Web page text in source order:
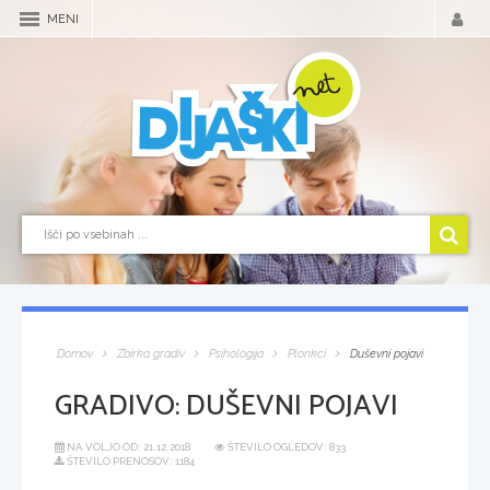
MENI
Domov Zbirka gradiv Psihologija Plonkci Duševni pojavi
GRADIVO:DUŠEVNI POJAVI
NA VOLJO OD: 21.12.2018
ŠTEVILO OGLEDOV: 833
ŠTEVILO PRENOSOV: 1184